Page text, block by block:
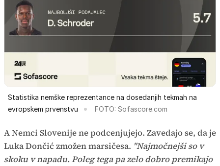
Statistika nemške reprezentance na dosedanjih tekmah na
evropskem prvenstvu
FOTO: Sofascore.com
A Nemci Slovenije ne podcenjujejo. Zavedajo se, da je
Luka Dončić zmožen marsičesa. "Najmočnejši so v
skoku v napadu. Poleg tega pa zelo dobro premikajo